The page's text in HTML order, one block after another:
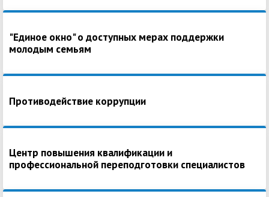
"Единое окно" о доступных мерах поддержки
молодым семьям
Противодействие коррупции
Центр повышения квалификации и
профессиональной переподготовки специалистов